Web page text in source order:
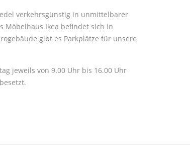
verkehrsgünstig in unmittelbarer
Möbelhaus Ikea befindet sich in
gibt es Parkplätze für unsere
jeweils von 9.00 Uhr bis 16.00 Uhr